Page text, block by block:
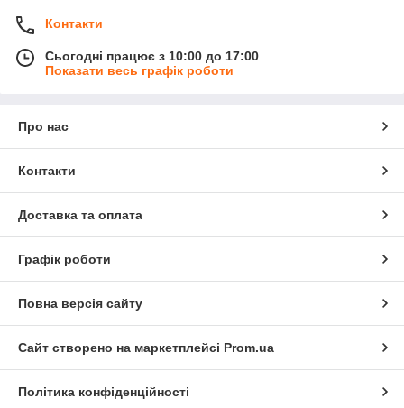
Контакти
Сьогодні працює з 10:00 до 17:00
Показати весь графік роботи
Про нас
Контакти
Доставка та оплата
Графік роботи
Повна версія сайту
Сайт створено на маркетплейсі Prom.ua
Політика конфіденційності